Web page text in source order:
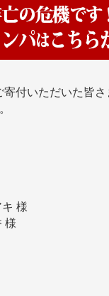
寄付いただいた皆さ
様